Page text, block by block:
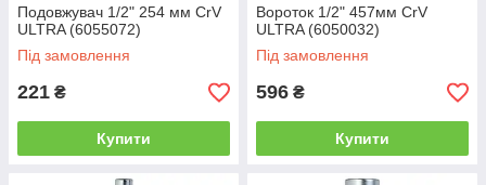
Подовжувач 1/2" 254 мм CrV
ULTRA (6055072)
Під замовлення
221 ₴
Купити
Вороток 1/2" 457мм CrV
ULTRA (6050032)
Під замовлення
596 ₴
Купити